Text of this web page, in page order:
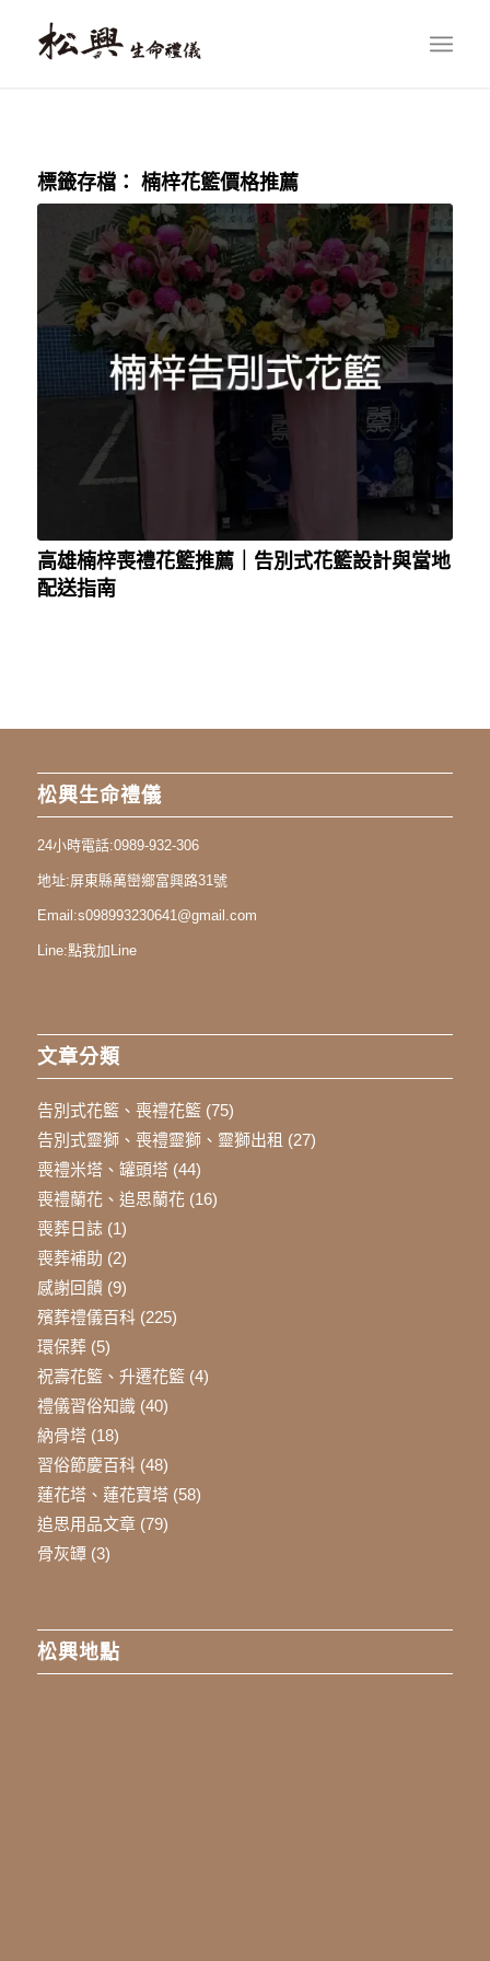
標籤存檔： 楠梓花籃價格推薦
高雄楠梓喪禮花籃推薦｜告別式花籃設計與當地
配送指南
松興生命禮儀
24小時電話:0989-932-306
地址:屏東縣萬巒鄉富興路31號
Email:s098993230641@gmail.com
Line:點我加Line
文章分類
告別式花籃、喪禮花籃(75)
告別式靈獅、喪禮靈獅、靈獅出租 (27)
喪禮米塔、罐頭塔(44)
喪禮蘭花、追思蘭花(16)
喪葬日誌(1)
喪葬補助 (2)
感謝回饋(9)
殯葬禮儀百科(225)
環保葬(5)
祝壽花籃、升遷花籃(4)
禮儀習俗知識(40)
納骨塔(18)
習俗節慶百科(48)
蓮花塔、蓮花寶塔(58)
追思用品文章(79)
骨灰罈(3)
松興地點